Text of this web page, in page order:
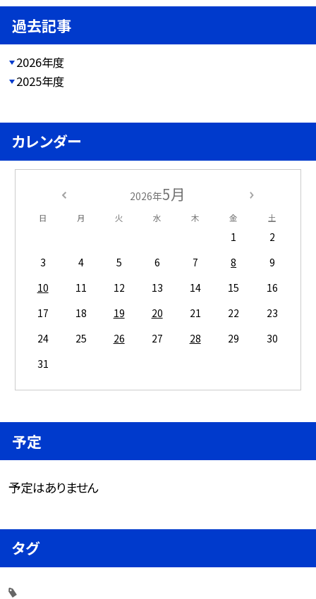
過去記事
2026年度
2025年度
カレンダー
2026年5月
日 月 火 水 木 金 土
1
2
3
4 5 6 7 8
9
10
11 12 13 14 15
16
17
18 19 20 21 22
23
24
25 26 27 28 29
30
31
予定
予定はありません
タグ